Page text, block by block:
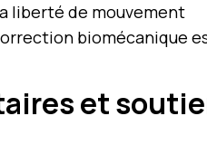
liberté de mouvement
biomécanique
et